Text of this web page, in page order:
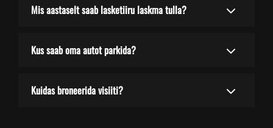
Mis aastaselt saab lasketiiru laskma tulla?
Kus saab oma autot parkida?
Kuidas broneerida visiiti?